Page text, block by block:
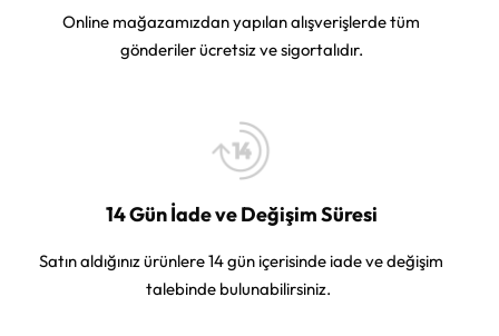
Online mağazamızdan yapılan alışverişlerde tüm
gönderiler ücretsiz ve sigortalıdır.
14 Gün İade ve Değişim Süresi
Satın aldığınız ürünlere 14 gün içerisinde iade ve değişim
talebinde bulunabilirsiniz.